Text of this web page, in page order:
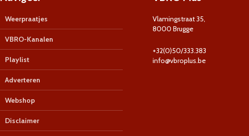
Weerpraatjes
VBRO-Kanalen
Playlist
Adverteren
Webshop
Disclaimer
Vlamingstraat 35,
8000 Brugge
+32(0)50/333.383
info@vbroplus.be